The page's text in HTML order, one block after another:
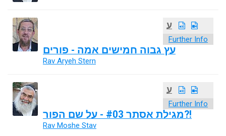
ע
Further Info
עץ גבוה חמישים אמה - פורים
Rav Aryeh Stern
ע
Further Info
מגילת אסתר #03 - על שם הפור?!
Rav Moshe Stav